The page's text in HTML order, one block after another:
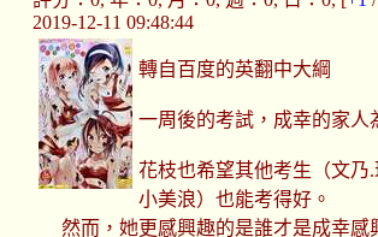
2019-12-11 09:48:44
轉自百度的英翻中大綱
一周後的考試，成幸的家人
花枝也希望其他考生（文乃.
小美浪）也能考得好。
然而，她更感興趣的是誰才是成幸感